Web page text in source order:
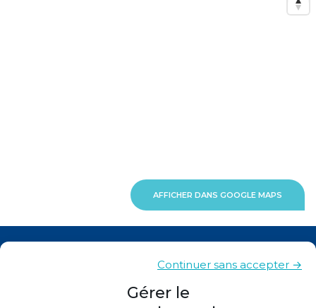
Gérer le
Continuer sans accepter →
AFFICHER DANS GOOGLE MAPS